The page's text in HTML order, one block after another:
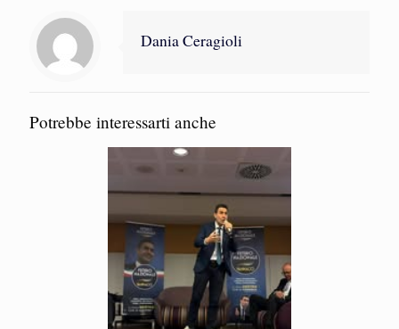
Dania Ceragioli
Potrebbe interessarti anche